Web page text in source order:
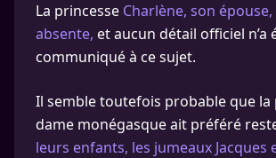
La princesse Charlène, son
absente, et aucun détail officiel n’a
communiqué à ce sujet.
Il semble toutefois probable que la
dame monégasque ait préféré
leurs enfants, les jumeaux Jacques